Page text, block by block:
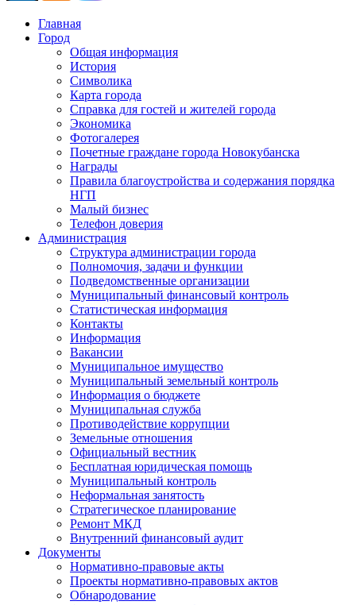
Главная
Город
Общая информация
История
Символика
Карта города
Справка для гостей и жителей города
Экономика
Фотогалерея
Почетные граждане города Новокубанска
Награды
Правила благоустройства и содержания порядка
НГП
Малый бизнес
Телефон доверия
Администрация
Структура администрации города
Полномочия, задачи и функции
Подведомственные организации
Муниципальный финансовый контроль
Статистическая информация
Контакты
Информация
Вакансии
Муниципальное имущество
Муниципальный земельный контроль
Информация о бюджете
Муниципальная служба
Противодействие коррупции
Земельные отношения
Официальный вестник
Бесплатная юридическая помощь
Муниципальный контроль
Неформальная занятость
Стратегическое планирование
Ремонт МКД
Внутренний финансовый аудит
Документы
Нормативно-правовые акты
Проекты нормативно-правовых актов
Обнародование